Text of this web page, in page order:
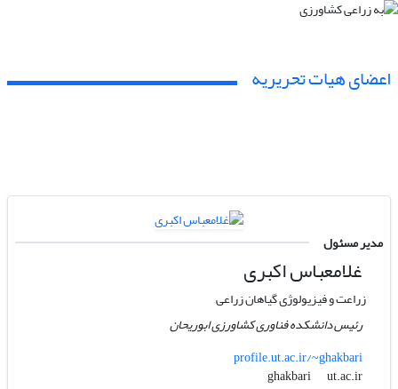
اعضای هیات تحریریه
مدیر مسئول
غلامعباس اکبری
زراعت و فیزیولوژی گیاهان زراعی
رئیس دانشکده فناوری کشاورزی ابوریحان
profile.ut.ac.ir/~ghakbari
ghakbari
ut.ac.ir